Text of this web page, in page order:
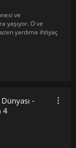
ve
yaşıyor. O ve
yardıma ihtiyaç
-
4